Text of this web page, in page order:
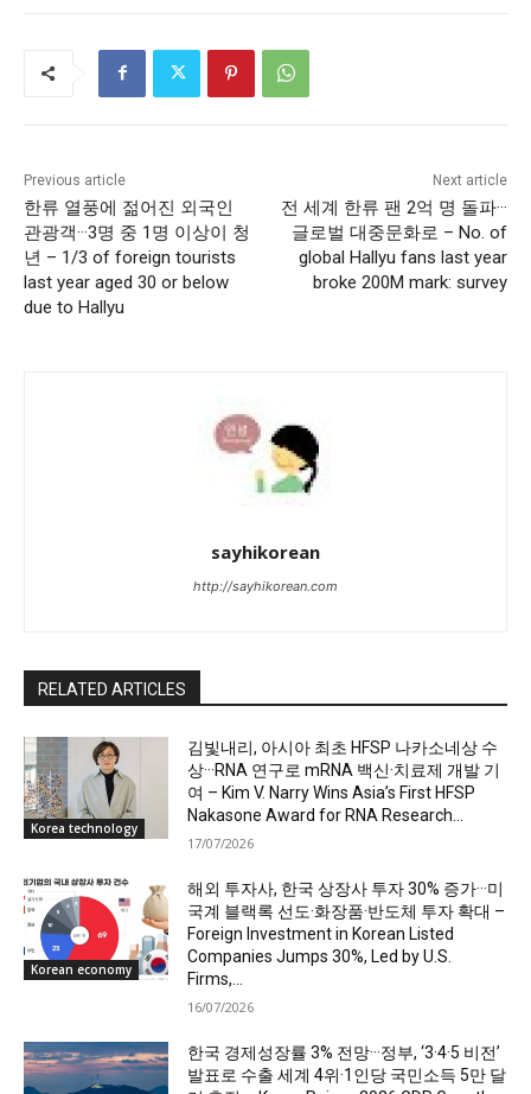
Previous article
한류 열풍에 젊어진 외국인
관광객···3명 중 1명 이상이 청
년 – 1/3 of foreign tourists
last year aged 30 or below
due to Hallyu
Next article
전 세계 한류 팬 2억 명 돌파···
글로벌 대중문화로 – No. of
global Hallyu fans last year
broke 200M mark: survey
sayhikorean
http://sayhikorean.com
RELATED ARTICLES
Korea technology
김빛내리, 아시아 최초 HFSP 나카소네상 수
상···RNA 연구로 mRNA 백신·치료제 개발 기
여 – Kim V. Narry Wins Asia’s First HFSP
Nakasone Award for RNA Research...
17/07/2026
Korean economy
해외 투자사, 한국 상장사 투자 30% 증가···미
국계 블랙록 선도·화장품·반도체 투자 확대 –
Foreign Investment in Korean Listed
Companies Jumps 30%, Led by U.S.
Firms,...
16/07/2026
한국 경제성장률 3% 전망···정부, ‘3·4·5 비전’
발표로 수출 세계 4위·1인당 국민소득 5만 달